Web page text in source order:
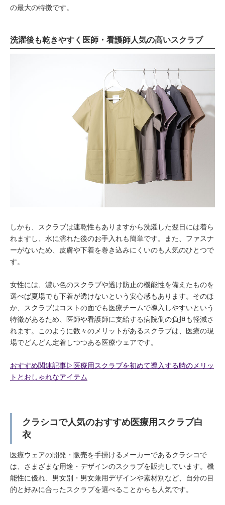
の最大の特徴です。
洗濯後も乾きやすく医師・看護師人気の高いスクラブ
しかも、スクラブは速乾性もありますから洗濯した翌日には着ら
れますし、水に濡れた後のお手入れも簡単です。また、ファスナ
ーがないため、皮膚や下着を巻き込みにくいのも人気のひとつで
す。
女性には、濃い色のスクラブや透け防止の機能性を備えたものを
選べば夏場でも下着が透けないという安心感もあります。そのほ
か、スクラブはコストの面でも医療チームで導入しやすいという
特徴があるため、医師や看護師に支給する病院側の負担も軽減さ
れます。このように数々のメリットがあるスクラブは、医療の現
場でどんどん定着しつつある医療ウェアです。
おすすめ関連記事▷医療用スクラブを初めて導入する時のメリッ
トとおしゃれなアイテム
クラシコで人気のおすすめ医療用スクラブ白
衣
医療ウェアの開発・販売を手掛けるメーカーであるクラシコで
は、さまざまな用途・デザインのスクラブを販売しています。機
能性に優れ、男女別・男女兼用デザインや素材別など、自分の目
的と好みに合ったスクラブを選べることからも人気です。